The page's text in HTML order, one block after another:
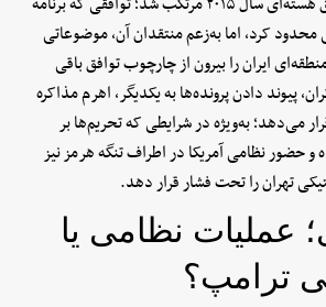
محدود کرد، اما به‌زعم منتقدان آن، موضوعاتی
ایران را بیرون از چارچوب توافق باقی
پیوند دادن پرونده‌ها به یکدیگر، اهرم مذاکره
می‌دهد؛ به‌ویژه در شرایطی که تحریم‌ها بر
و حضور نظامی آمریکا در اطراف تنگه هرمز نیز
تهران را تحت فشار قرار دهد.
عملیات نظامی یا
ترامپ؟